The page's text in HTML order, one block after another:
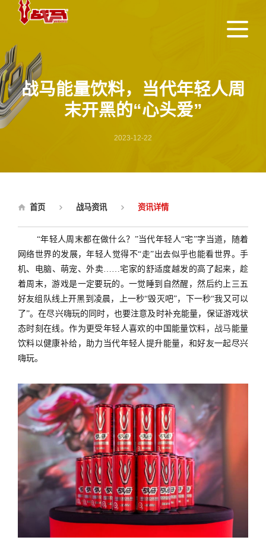
战马能量饮料，当代年轻人周
末开黑的“心头爱”
2023-12-22
首页 战马资讯 资讯详情
“年轻人周末都在做什么？”当代年轻人“宅”字当道，随着
网络世界的发展，年轻人觉得不“走”出去似乎也能看世界。手
机、电脑、萌宠、外卖……宅家的舒适度越发的高了起来，趁
着周末，游戏是一定要玩的。一觉睡到自然醒，然后约上三五
好友组队线上开黑到凌晨，上一秒“毁灭吧”，下一秒“我又可以
了”。在尽兴嗨玩的同时，也要注意及时补充能量，保证游戏状
态时刻在线。作为更受年轻人喜欢的中国能量饮料， 战马 能量
饮料以健康补给，助力当代年轻人提升能量，和好友一起尽兴
嗨玩。